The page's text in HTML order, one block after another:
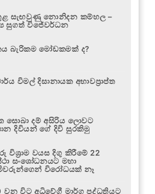
සැඟවුණු නොනිදන කම්හල –
සුගත් විජේවර්ධන
බැරිකම මෝඩකමක් ද?
විමල් දිසානායක අභාවප්‍රාප්ත
සොබා දම් අසිරිය ලොවට
දිවියන් ගේ දිවි සුරකිමු
විශ්‍රාම වයස දිගු කිරීමේ 22
සංශෝධනයට මහා
විරෝධයක් නෑ
වන විට අධිවේගී මාර්ග පද්ධතියට